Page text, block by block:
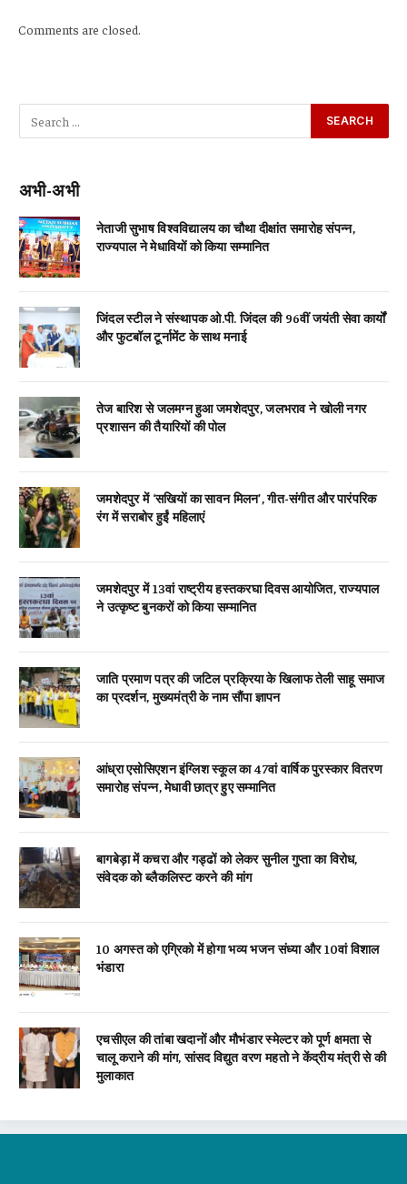
Comments are closed.
अभी-अभी
नेताजी सुभाष विश्वविद्यालय का चौथा दीक्षांत समारोह संपन्न,
राज्यपाल ने मेधावियों को किया सम्मानित
जिंदल स्टील ने संस्थापक ओ.पी. जिंदल की 96वीं जयंती सेवा कार्यों
और फुटबॉल टूर्नामेंट के साथ मनाई
तेज बारिश से जलमग्न हुआ जमशेदपुर, जलभराव ने खोली नगर
प्रशासन की तैयारियों की पोल
जमशेदपुर में ‘सखियों का सावन मिलन’, गीत-संगीत और पारंपरिक
रंग में सराबोर हुईं महिलाएं
जमशेदपुर में 13वां राष्ट्रीय हस्तकरघा दिवस आयोजित, राज्यपाल
ने उत्कृष्ट बुनकरों को किया सम्मानित
जाति प्रमाण पत्र की जटिल प्रक्रिया के खिलाफ तेली साहू समाज
का प्रदर्शन, मुख्यमंत्री के नाम सौंपा ज्ञापन
आंध्रा एसोसिएशन इंग्लिश स्कूल का 47वां वार्षिक पुरस्कार वितरण
समारोह संपन्न, मेधावी छात्र हुए सम्मानित
बागबेड़ा में कचरा और गड्ढों को लेकर सुनील गुप्ता का विरोध,
संवेदक को ब्लैकलिस्ट करने की मांग
10 अगस्त को एग्रिको में होगा भव्य भजन संध्या और 10वां विशाल
भंडारा
एचसीएल की तांबा खदानों और मौभंडार स्मेल्टर को पूर्ण क्षमता से
चालू कराने की मांग, सांसद विद्युत वरण महतो ने केंद्रीय मंत्री से की
मुलाकात